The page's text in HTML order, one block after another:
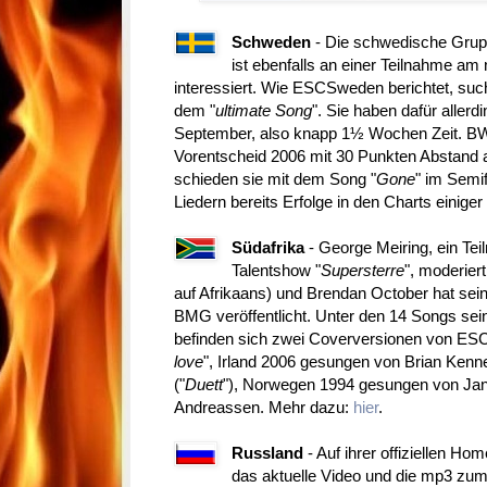
Schweden - Die schwedische
ist ebenfalls an einer Teilnahme
interessiert. Wie ESCSweden berichtet,
dem "ultimate Song". Sie haben dafür
September, also knapp 1½ Wochen Zeit.
Vorentscheid 2006 mit 30 Punkten
schieden sie mit dem Song "Gone" im
Liedern bereits Erfolge in den Charts
Südafrika- George Meiring, ein
Talentshow "Supersterre",
auf Afrikaans) und Brendan October hat
BMG veröffentlicht. Unter den 14 Songs
befinden sich zwei Coverversionen von
love", Irland 2006 gesungen von Brian
("Duett"), Norwegen 1994 gesungen von
Andreassen. Mehr dazu: hier.
Russland - Auf ihrer offiziellen
das aktuelle Video und die mp3